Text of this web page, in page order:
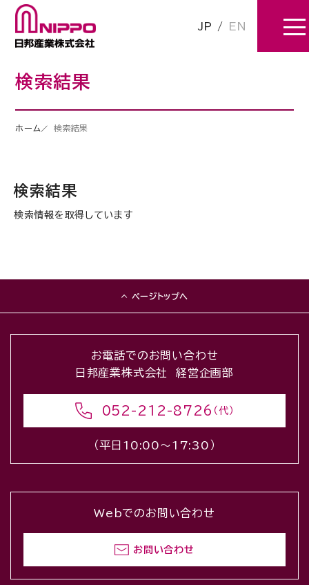
JP / EN
検索結果
ホーム 検索結果
検索結果
検索情報を取得しています
ページトップへ
お電話でのお問い合わせ
日邦産業株式会社 経営企画部
052-212-8726 （代）
（平日10:00〜17:30）
Webでのお問い合わせ
お問い合わせ